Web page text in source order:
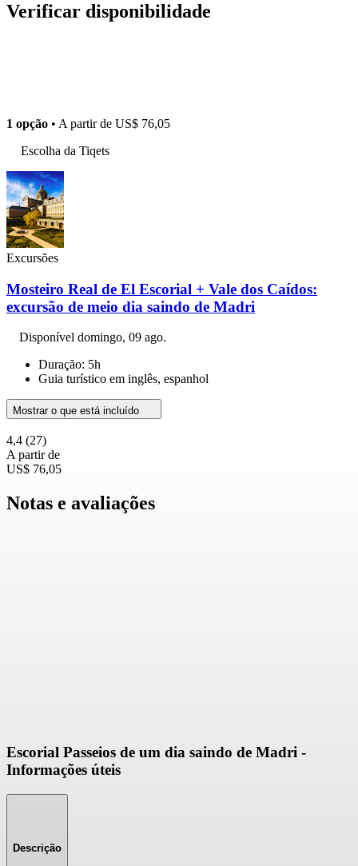
Verificar disponibilidade
1 opção • A partir de US$ 76,05
Escolha da Tiqets
Excursões
Mosteiro Real de El Escorial + Vale dos Caídos:
excursão de meio dia saindo de Madri
Disponível domingo, 09 ago.
Duração: 5h
Guia turístico em inglês, espanhol
Mostrar o que está incluído
4,4 (27)
A partir de
US$ 76,05
Notas e avaliações
Escorial Passeios de um dia saindo de Madri -
Informações úteis
Descrição